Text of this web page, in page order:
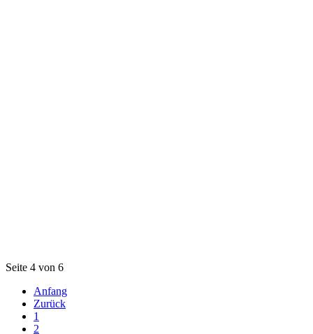
Seite 4 von 6
Anfang
Zurück
1
2